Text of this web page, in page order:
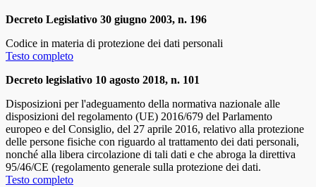
Decreto Legislativo 30 giugno 2003, n. 196
Codice in materia di protezione dei dati personali
Testo completo
Decreto legislativo 10 agosto 2018, n. 101
Disposizioni per l'adeguamento della normativa nazionale alle
disposizioni del regolamento (UE) 2016/679 del Parlamento
europeo e del Consiglio, del 27 aprile 2016, relativo alla protezione
delle persone fisiche con riguardo al trattamento dei dati personali,
nonché alla libera circolazione di tali dati e che abroga la direttiva
95/46/CE (regolamento generale sulla protezione dei dati.
Testo completo